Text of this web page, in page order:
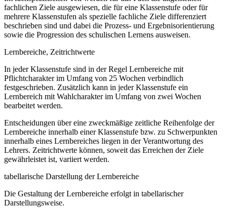
fachlichen Ziele ausgewiesen, die für eine Klassenstufe oder für
mehrere Klassenstufen als spezielle fachliche Ziele differenziert
beschrieben sind und dabei die Prozess- und Ergebnisorientierung
sowie die Progression des schulischen Lernens ausweisen.
Lernbereiche, Zeitrichtwerte
In jeder Klassenstufe sind in der Regel Lernbereiche mit
Pflichtcharakter im Umfang von 25 Wochen verbindlich
festgeschrieben. Zusätzlich kann in jeder Klassenstufe ein
Lernbereich mit Wahlcharakter im Umfang von zwei Wochen
bearbeitet werden.
Entscheidungen über eine zweckmäßige zeitliche Reihenfolge der
Lernbereiche innerhalb einer Klassenstufe bzw. zu Schwerpunkten
innerhalb eines Lernbereiches liegen in der Verantwortung des
Lehrers. Zeitrichtwerte können, soweit das Erreichen der Ziele
gewährleistet ist, variiert werden.
tabellarische Darstellung der Lernbereiche
Die Gestaltung der Lernbereiche erfolgt in tabellarischer
Darstellungsweise.